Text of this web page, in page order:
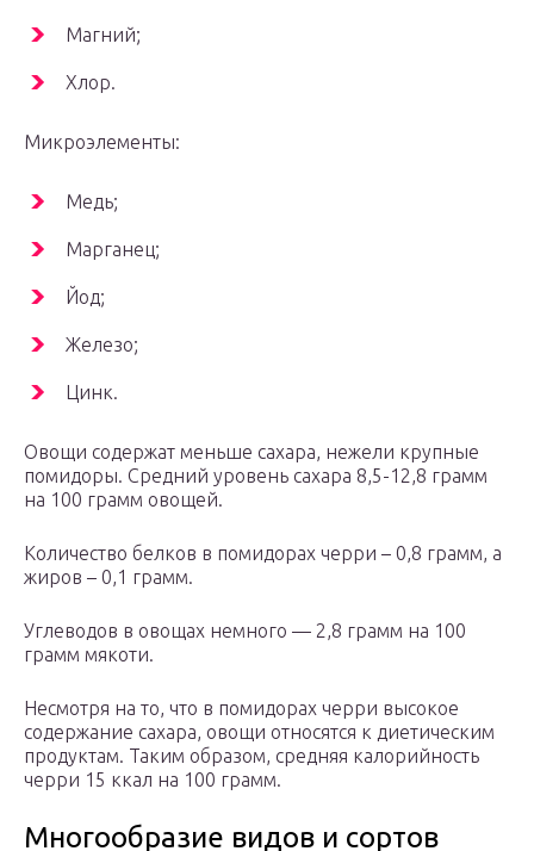
Магний;
Хлор.
Микроэлементы:
Медь;
Марганец;
Йод;
Железо;
Цинк.
Овощи содержат меньше сахара, нежели крупные
помидоры. Средний уровень сахара 8,5-12,8 грамм
на 100 грамм овощей.
Количество белков в помидорах черри – 0,8 грамм, а
жиров – 0,1 грамм.
Углеводов в овощах немного — 2,8 грамм на 100
грамм мякоти.
Несмотря на то, что в помидорах черри высокое
содержание сахара, овощи относятся к диетическим
продуктам. Таким образом, средняя калорийность
черри 15 ккал на 100 грамм.
Многообразие видов и сортов